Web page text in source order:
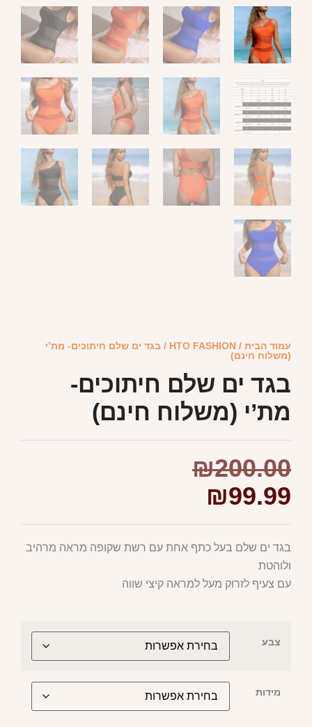
עמוד הבית /
HTO FASHION / בגד ים שלם חיתוכים- מת’י
(משלוח חינם)
בגד ים שלם חיתוכים-
מת’י (משלוח חינם)
₪200.00
₪99.99
בגד ים שלם בעל כתף אחת עם רשת שקופה מראה מרהיב
ולוהטת
עם צעיף לזרוק מעל למראה קיצי שווה
צבע
מידות